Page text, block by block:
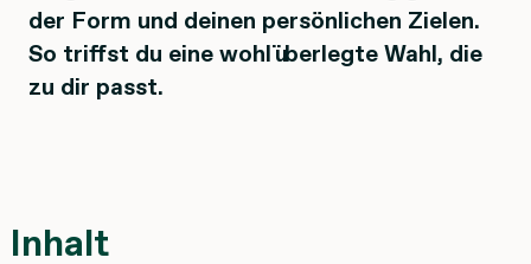
der Form und deinen persönlichen Zielen.
So triffst du eine wohlüberlegte Wahl, die
zu dir passt.
Inhalt